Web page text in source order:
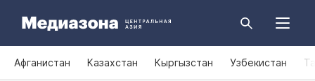
Афганистан Казахстан Кыргызстан Узбекистан